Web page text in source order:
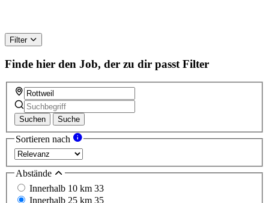
Filter
Finde hier den Job, der zu dir passt Filter
Suchen Suche
Sortieren nach
Abstände
Innerhalb 10 km 33
Innerhalb 25 km 35